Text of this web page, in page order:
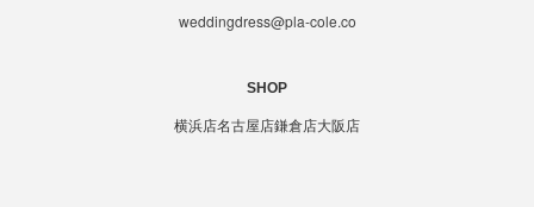
weddingdress@pla-cole.co
SHOP
横浜店名古屋店鎌倉店大阪店